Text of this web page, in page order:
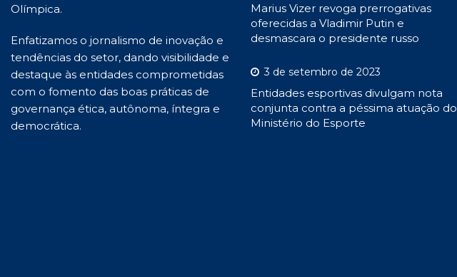
Olímpica.
Enfatizamos o jornalismo de inovação e
tendências do setor, dando visibilidade e
destaque às entidades comprometidas
com o fomento das boas práticas de
governança ética, autônoma, íntegra e
democrática.
Marius Vizer revoga prerrogativas
oferecidas a Vladimir Putin e
desmascara o presidente russo
3 de setembro de 2023
Entidades esportivas divulgam nota
conjunta contra a péssima atuação do
Ministério do Esporte